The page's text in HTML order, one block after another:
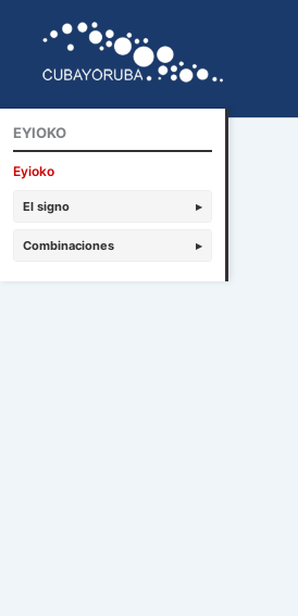
contenido
EYIOKO
Eyioko
El signo ▸
Combinaciones ▸